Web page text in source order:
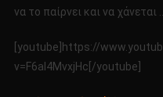
να το παίρνει και να χάνεται ….
[youtube]https://
v=F6aI4MvxjHc[/youtube]